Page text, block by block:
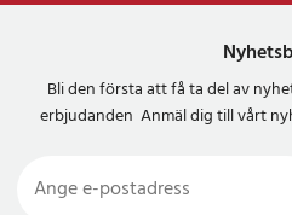
Bli den första att få ta del av
erbjudanden Anmäl dig till vårt